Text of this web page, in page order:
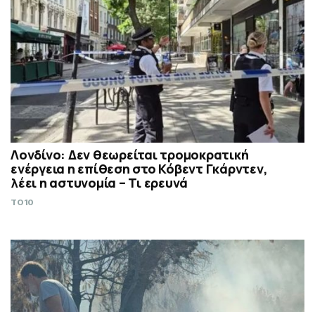
Λονδίνο: Δεν θεωρείται τρομοκρατική
ενέργεια η επίθεση στο Κόβεντ Γκάρντεν,
λέει η αστυνομία – Τι ερευνά
TO10